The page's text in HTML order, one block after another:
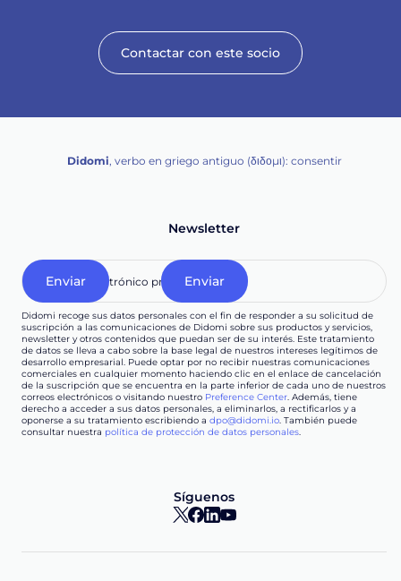
Contactar con este socio
Didomi, verbo en griego antiguo (διδομι): consentir
Newsletter
Didomi recoge sus datos personales con el fin de responder a su solicitud de
suscripción a las comunicaciones de Didomi sobre sus productos y servicios,
newsletter y otros contenidos que puedan ser de su interés. Este tratamiento
de datos se lleva a cabo sobre la base legal de nuestros intereses legítimos de
desarrollo empresarial. Puede optar por no recibir nuestras comunicaciones
comerciales en cualquier momento haciendo clic en el enlace de cancelación
de la suscripción que se encuentra en la parte inferior de cada uno de nuestros
correos electrónicos o visitando nuestro Preference Center. Además, tiene
derecho a acceder a sus datos personales, a eliminarlos, a rectificarlos y a
oponerse a su tratamiento escribiendo a dpo@didomi.io. También puede
consultar nuestra política de protección de datos personales.
Síguenos